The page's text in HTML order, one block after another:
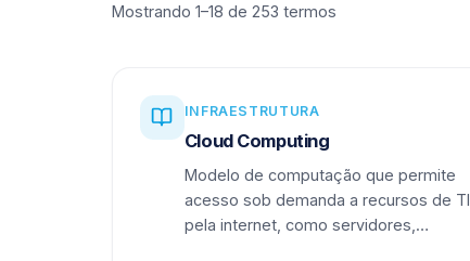
Mostrando 1–18 de 253 termos
INFRAESTRUTURA
Cloud Computing
Modelo de computação que permite
acesso sob demanda a recursos de TI
pela internet, como servidores,